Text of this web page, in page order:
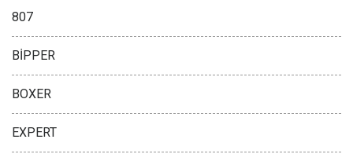
807
BİPPER
BOXER
EXPERT